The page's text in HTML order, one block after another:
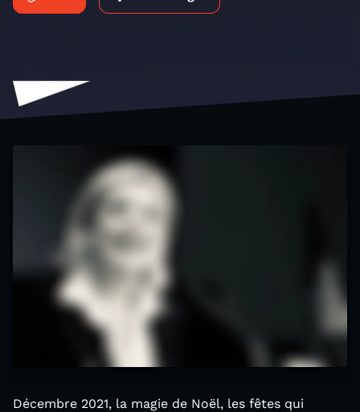
Décembre 2021, la magie de Noël, les fêtes qui